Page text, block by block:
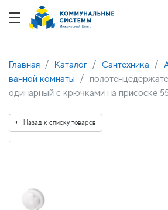
Главная Каталог Сантехника
ванной комнаты
одинарный с крючками на присоске
Назад к списку товаров